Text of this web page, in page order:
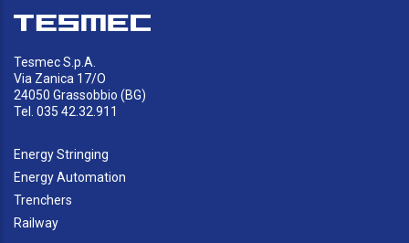
Tesmec S.p.A.
Via Zanica 17/O
24050 Grassobbio (BG)
Tel. 035 42.32.911
Energy Stringing
Energy Automation
Trenchers
Railway